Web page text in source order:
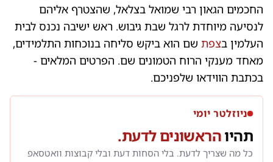
החכמים הגאון רבי שמואל בצלאל, שהצטרף אליהם
לנסיעה מיוחדת לרגל שבת גיבוש. ראש ישיבה נכנס לבית
העלמין בצפת שם הוא ביקש סליחה בנוכחות התלמידים,
מאחד מענקי הרוח הטמונים שם. הפרטים המלאים -
בכתבת הווידאו שלפניכם.
ניוזלטר יומי
תהיוהראשונים לדעת.
כל מה שצריך לדעת. בלי הסחות דעת ובלי קבוצות וואטסאפ